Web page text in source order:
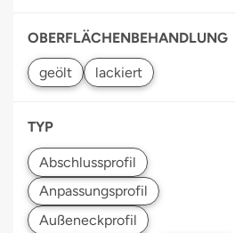
OBERFLÄCHENBEHANDLUNG
TYP